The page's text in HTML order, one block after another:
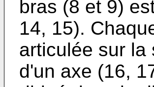
bras (8 et 9)
14, 15).
articulée sur la
d'un axe (16,